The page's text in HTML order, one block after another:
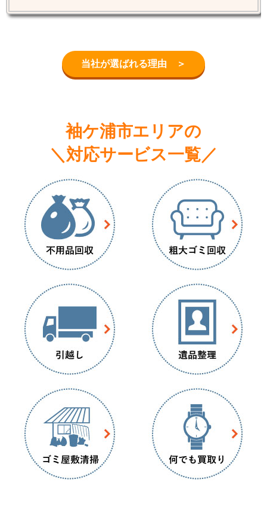
当社が選ばれる理由 ＞
袖ケ浦市エリアの
＼対応サービス一覧／